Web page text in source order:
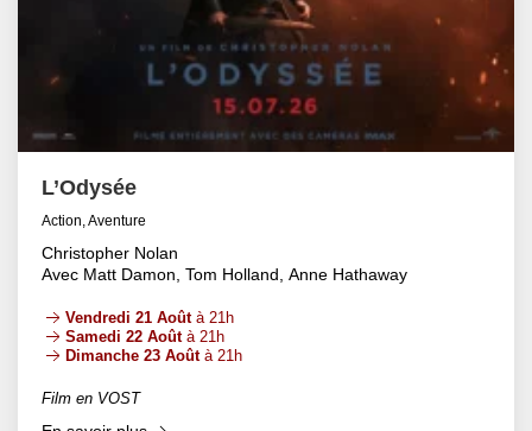
L’Odysée
Action, Aventure
Christopher Nolan
Avec Matt Damon, Tom Holland, Anne Hathaway
Vendredi 21 Aoûtà 21h
Samedi 22 Aoûtà 21h
Dimanche 23 Aoûtà 21h
Film en VOST